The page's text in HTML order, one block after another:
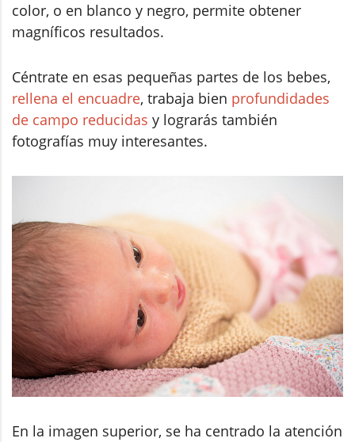
color, o en blanco y negro, permite obtener
magníficos resultados.
Céntrate en esas pequeñas partes de los bebes,
rellena el encuadre, trabaja bien profundidades
de campo reducidas y lograrás también
fotografías muy interesantes.
En la imagen superior, se ha centrado la atención